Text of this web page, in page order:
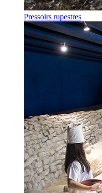
Pressoirs rupestres